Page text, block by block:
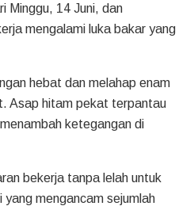
Minggu, 14 Juni, dan
mengalami luka bakar yang
hebat dan melahap enam
Asap hitam pekat terpantau
ketegangan di
bekerja tanpa lelah untuk
mengancam sejumlah